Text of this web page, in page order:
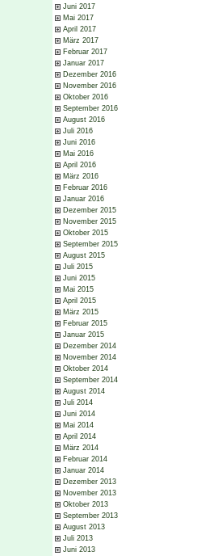
Juni 2017
Mai 2017
April 2017
März 2017
Februar 2017
Januar 2017
Dezember 2016
November 2016
Oktober 2016
September 2016
August 2016
Juli 2016
Juni 2016
Mai 2016
April 2016
März 2016
Februar 2016
Januar 2016
Dezember 2015
November 2015
Oktober 2015
September 2015
August 2015
Juli 2015
Juni 2015
Mai 2015
April 2015
März 2015
Februar 2015
Januar 2015
Dezember 2014
November 2014
Oktober 2014
September 2014
August 2014
Juli 2014
Juni 2014
Mai 2014
April 2014
März 2014
Februar 2014
Januar 2014
Dezember 2013
November 2013
Oktober 2013
September 2013
August 2013
Juli 2013
Juni 2013